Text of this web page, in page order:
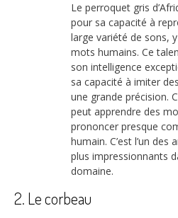
Le perroquet gris
pour sa capacité à
large variété de sons,
mots humains. Ce
son intelligence
sa capacité à imiter
une grande précision.
peut apprendre des
prononcer presque
humain. C’est l’un des
plus impressionnants
domaine.
2. Le corbeau